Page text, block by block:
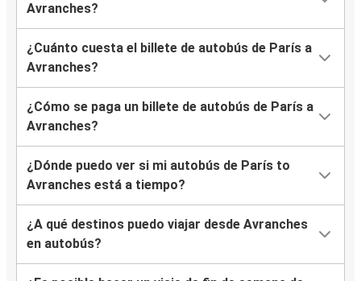
Avranches?
¿Cuánto cuesta el billete de autobús de París a
Avranches?
¿Cómo se paga un billete de autobús de París a
Avranches?
¿Dónde puedo ver si mi autobús de París to
Avranches está a tiempo?
¿A qué destinos puedo viajar desde Avranches
en autobús?